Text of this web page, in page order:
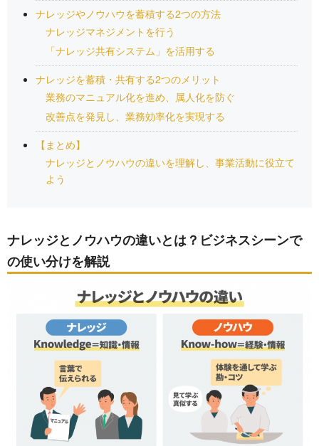
ナレッジやノウハウを蓄積する2つの方法
ナレッジマネジメントを行う
「ナレッジ共有システム」を活用する
ナレッジを蓄積・共有する2つのメリット
業務のマニュアル化を進め、属人化を防ぐ
改善点を発見し、業務効率化を実現する
【まとめ】
ナレッジとノウハウの違いを理解し、事業活動に役立て
よう
ナレッジとノウハウの違いとは？ビジネスシーンで
の使い分けを解説